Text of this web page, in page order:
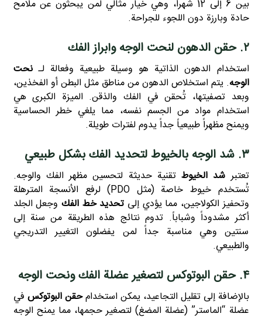
بين 6 إلى 12 شهراً، وهي خيار مثالي لمن يبحثون عن ملامح
حادة وبارزة دون اللجوء للجراحة.
۲. حقن الدهون لنحت الوجه وإبراز الفك
استخدام الدهون الذاتية هو وسيلة طبيعية وفعالة لـنحت
الوجه. يتم استخلاص الدهون من مناطق مثل البطن أو الفخذين،
وبعد تصفيتها، تُحقن في الفك والذقن. الميزة الكبرى هي
استخدام مواد من الجسم نفسه، مما يلغي خطر الحساسية
ويمنح مظهراً طبيعياً جداً يدوم لفترات طويلة.
۳. شد الوجه بالخيوط لتحديد الفك بشكل طبيعي
تعتبر شد الخيوط تقنية حديثة لتحسين مظهر الفك والوجه.
تُستخدم خيوط خاصة (مثل PDO) لرفع الأنسجة المترهلة
وتحفيز الكولاجين، مما يؤدي إلى تحديد خط الفك وجعل الجلد
أكثر مشدوداً وشباباً. تدوم نتائج هذه الطريقة من سنة إلى
سنتين وهي مناسبة جداً لمن يفضلون التغيير التدريجي
والطبيعي.
۴. حقن البوتوكس لتصغير عضلة الفك ونحت الوجه
بالإضافة إلى تقليل التجاعيد، يمكن استخدامحقن البوتوكس في
عضلة “الماستر” (عضلة المضغ) لتصغير حجمها، مما يمنح الوجه